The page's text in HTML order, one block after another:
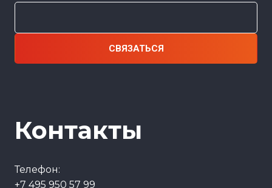
Контакты
Телефон:
+7 495 950 57 99